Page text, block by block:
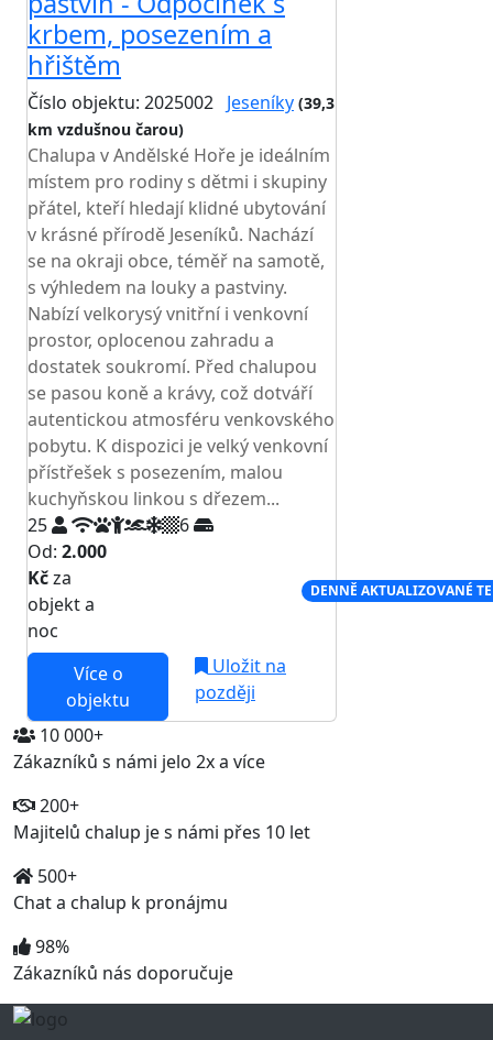
krbem, posezením a
hřištěm
Číslo objektu: 2025002 Jeseníky (39,3
km vzdušnou čarou)
Chalupa v Andělské Hoře je ideálním
místem pro rodiny s dětmi i skupiny
přátel, kteří hledají klidné ubytování
v krásné přírodě Jeseníků. Nachází
se na okraji obce, téměř na samotě,
s výhledem na louky a pastviny.
Nabízí velkorysý vnitřní i venkovní
prostor, oplocenou zahradu a
dostatek soukromí. Před chalupou
se pasou koně a krávy, což dotváří
autentickou atmosféru venkovského
pobytu. K dispozici je velký venkovní
přístřešek s posezením, malou
kuchyňskou linkou s dřezem...
25
6
Od: 2.000
Kčza
objekt a
noc
DENNĚ AKTUALIZOVANÉ
Více o
objektu
Uložit na
později
10 000+
Zákazníků s námi jelo 2x a více
200+
Majitelů chalup je s námi přes 10 let
500+
Chat a chalup k pronájmu
98%
Zákazníků nás doporučuje